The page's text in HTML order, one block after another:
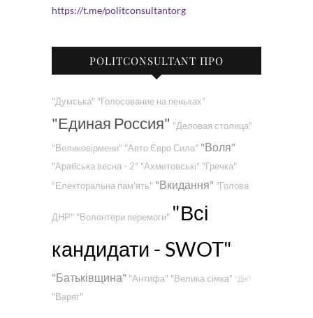
https://t.me/politconsultantorg
POLITCONSULTANT ПРО
"Думська" "Голосование на пеньках"
"Единая Россия" "Деловая столица"
"Великовірмени" "Авто Євро Сила" "Воля"
"Арабська весна - 2" "Ахметовські" "Гречка"
"Електоральна пам'ять" "Вкидання" "Голова
ДНР" "Волонтери перемоги" "Всі
кандидати - SWOT"
"Батьківщина" "Антифа" "Велика сімка" "Дія"
"Варяг"